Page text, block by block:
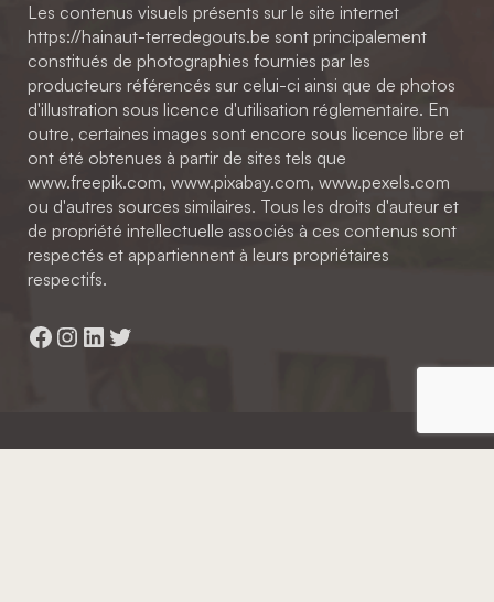
Les contenus visuels présents sur le site internet
https://hainaut-terredegouts.be sont principalement
constitués de photographies fournies par les
producteurs référencés sur celui-ci ainsi que de photos
d'illustration sous licence d'utilisation réglementaire. En
outre, certaines images sont encore sous licence libre et
ont été obtenues à partir de sites tels que
www.freepik.com, www.pixabay.com, www.pexels.com
ou d'autres sources similaires. Tous les droits d'auteur et
de propriété intellectuelle associés à ces contenus sont
respectés et appartiennent à leurs propriétaires
respectifs.
Facebook
Instagram
LinkedIn
Twitter